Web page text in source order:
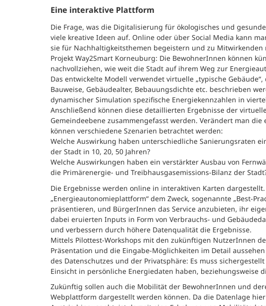
Eine interaktive Plattform
Die Frage, was die Digitalisierung für ökologisches und
viele kreative Ideen auf. Online oder über Social Media kann
sie für Nachhaltigkeitsthemen begeistern und zu Mitwirkenden
Projekt Way2Smart Korneuburg: Die BewohnerInnen können
nachvollziehen, wie weit die Stadt auf ihrem Weg zur
Das entwickelte Modell verwendet virtuelle „typische
Bauweise, Gebäudealter, Bebauungsdichte etc. beschrieben
dynamischer Simulation spezifische Energiekennzahlen in
Anschließend können diese detaillierten Ergebnisse der
Gemeindeebene zusammengefasst werden. Verändert man
können verschiedene Szenarien betrachtet werden:
Welche Auswirkung haben unterschiedliche Sanierungsraten
der Stadt in 10, 20, 50 Jahren?
Welche Auswirkungen haben ein verstärkter Ausbau von
die Primärenergie- und Treibhausgasemissions-Bilanz der
Die Ergebnisse werden online in interaktiven Karten
„Energieautonomieplattform“ dem Zweck, sogenannte „Best-
präsentieren, und BürgerInnen das Service anzubieten, ihr
dabei eruierten Inputs in Form von Verbrauchs- und
und verbessern durch höhere Datenqualität die Ergebnisse.
Mittels Pilottest-Workshops mit den zukünftigen NutzerInnen
Präsentation und die Eingabe-Möglichkeiten im Detail
des Datenschutzes und der Privatsphäre: Es muss
Einsicht in persönliche Energiedaten haben, beziehungsweise
Zukünftig sollen auch die Mobilität der BewohnerInnen und
Webplattform dargestellt werden können. Da die Datenlage